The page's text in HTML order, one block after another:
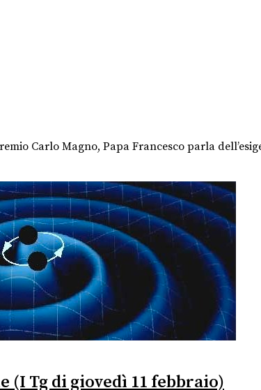
Carlo Magno, Papa Francesco parla
(I Tg di giovedì 11 febbraio)